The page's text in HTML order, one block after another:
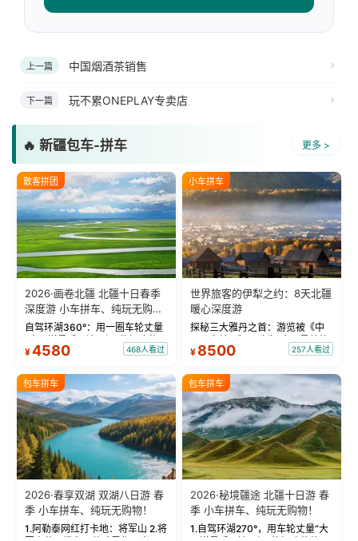
上一篇 中国烟酒茶销售
下一篇 玩不累ONEPLAY专卖店
🔥 新疆包车-拼车 更多 >
散客拼团
2026·画卷北疆 北疆十日春季
深度游 小车拼车、纯玩无购
物！
自驾环湖360°：用一圈车轮丈量
“大西洋最后一滴眼泪”的极致蔚
蓝。 赛湖旅拍：甄选多款风格服
绝美瞬间。 赛湖坦克300跟车视
频：专业摄影师...
¥4580 468人看过
小车拼车
世界旅客的伊犁之约：8天北疆
暖心深度游
探秘三大雅丹之首：游览被《中
国国家地理》评选为“中国最美的
三大雅丹”第一名的克拉玛依魔鬼
瓦人最大村落——禾木村，欣赏
晨雾与小木...
¥ 8500 257人看过
包车拼车
2026·春享双湖 双湖八日游 春
季 小车拼车、纯玩无购物！
1.阿勒泰网红打卡地：将军山 2.将
包车拼车
2026·秘境疆途 北疆十日游 春
季 小车拼车、纯玩无购物！
1.自驾环湖270°，用车轮丈量“大